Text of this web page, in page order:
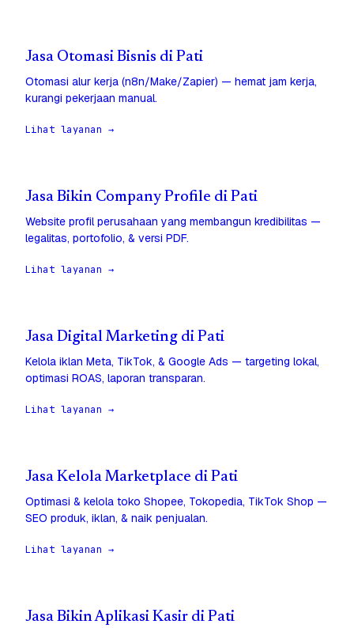
Jasa Otomasi Bisnis di Pati
Otomasi alur kerja (n8n/Make/Zapier) — hemat jam kerja,
kurangi pekerjaan manual.
Lihat layanan →
Jasa Bikin Company Profile di Pati
Website profil perusahaan yang membangun kredibilitas —
legalitas, portofolio, & versi PDF.
Lihat layanan →
Jasa Digital Marketing di Pati
Kelola iklan Meta, TikTok, & Google Ads — targeting lokal,
optimasi ROAS, laporan transparan.
Lihat layanan →
Jasa Kelola Marketplace di Pati
Optimasi & kelola toko Shopee, Tokopedia, TikTok Shop —
SEO produk, iklan, & naik penjualan.
Lihat layanan →
Jasa Bikin Aplikasi Kasir di Pati